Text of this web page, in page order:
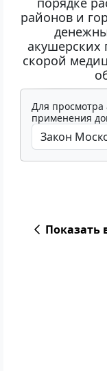
районов и
акушерских
скорой
Для просмотра
применения
Показать